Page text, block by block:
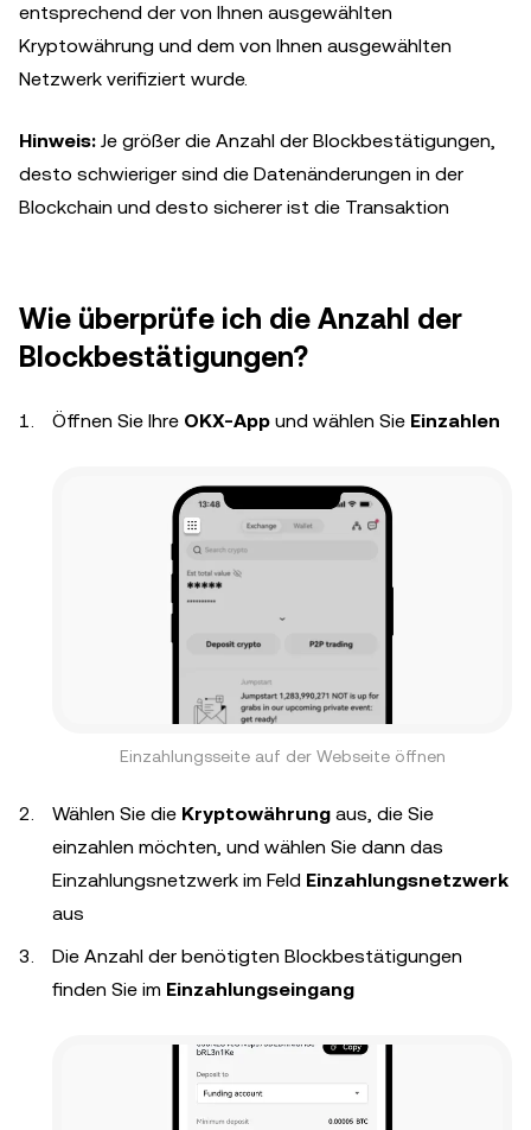
entsprechend der von Ihnen ausgewählten
Kryptowährung und dem von Ihnen ausgewählten
Netzwerk verifiziert wurde.
Hinweis: Je größer die Anzahl der Blockbestätigungen,
desto schwieriger sind die Datenänderungen in der
Blockchain und desto sicherer ist die Transaktion
Wie überprüfe ich die Anzahl der
Blockbestätigungen?
Öffnen Sie Ihre OKX-App und wählen Sie Einzahlen
Einzahlungsseite auf der Webseite öffnen
Wählen Sie die Kryptowährung aus, die Sie
einzahlen möchten, und wählen Sie dann das
Einzahlungsnetzwerk im Feld Einzahlungsnetzwerk
aus
Die Anzahl der benötigten Blockbestätigungen
finden Sie im Einzahlungseingang